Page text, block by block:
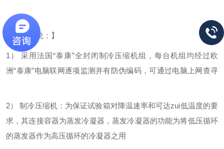
【制冷系统：】
1） 采用法国“泰康”全封闭制冷压缩机组，每台机组均经过欧
洲“泰康”电脑联网逐项监测并有防伪编码，可通过电脑上网查寻
2）制冷压缩机：为保证试验箱对降温速率和可达zui低温度的要
求，其连接容器为蒸发冷凝器，蒸发冷凝器的功能为将低压循环
的蒸发器作为高压循环的冷凝器之用